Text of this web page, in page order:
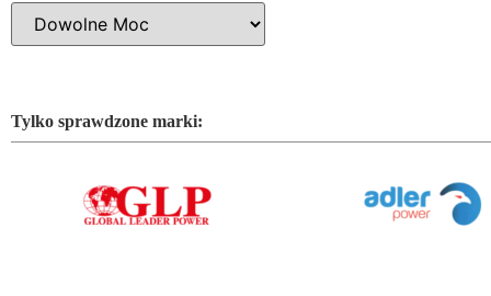
Tylko sprawdzone marki: